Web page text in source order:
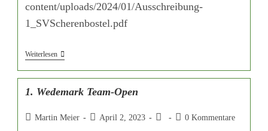
content/uploads/2024/01/Ausschreibung-
1_SVScherenbostel.pdf
Weiterlesen
1. Wedemark Team-Open
Martin Meier April 2, 2023 0 Kommentare